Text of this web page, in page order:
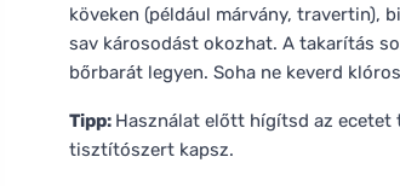
köveken (például márvány, travertin),
sav károsodást okozhat. A takarítás
bőrbarát legyen. Soha ne keverd
Tipp: Használat előtt hígítsd az ecetet
tisztítószert kapsz.